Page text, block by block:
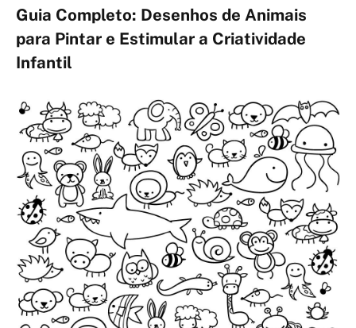
Guia Completo: Desenhos de Animais
para Pintar e Estimular a Criatividade
Infantil